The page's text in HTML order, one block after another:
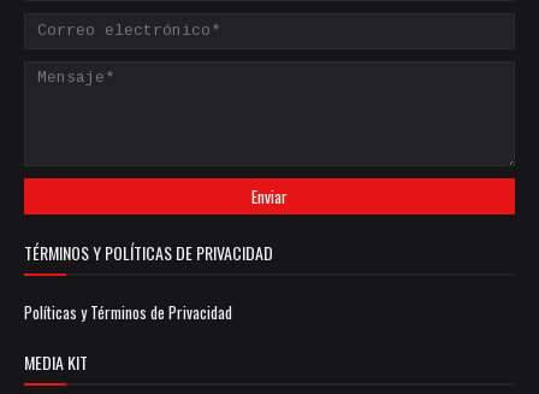
TÉRMINOS Y POLÍTICAS DE PRIVACIDAD
Políticas y Términos de Privacidad
MEDIA KIT